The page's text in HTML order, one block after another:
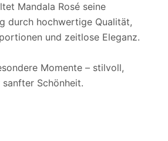
Mandala Rosé seine
durch hochwertige Qualität,
und zeitlose Eleganz.
Momente – stilvoll,
Schönheit.